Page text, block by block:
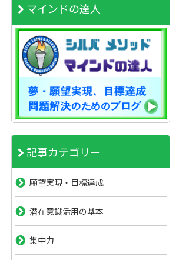
マインドの達人
記事カテゴリー
願望実現・目標達成
潜在意識活用の基本
集中力